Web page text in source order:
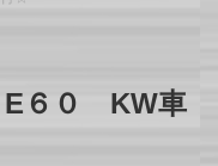
６０ KW車